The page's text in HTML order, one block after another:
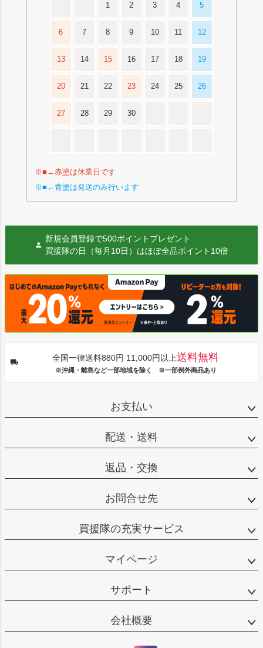
1 2 3 4 5
6 7 8 9 10 11 12
13 14 15 16 17 18 19
20 21 22 23 24 25 26
27 28 29 30
※■←赤塗は休業日です
※■←青塗は発送のみ行います
新規会員登録で500ポイントプレゼント
買援隊の日（毎月10日）はほぼ全品ポイント10倍
全国一律送料880円 11,000円以上送料無料
※沖縄・離島など一部地域を除く ※一部例外商品あり
お支払い
配送・送料
返品・交換
お問合せ先
買援隊の充実サービス
マイページ
サポート
会社概要